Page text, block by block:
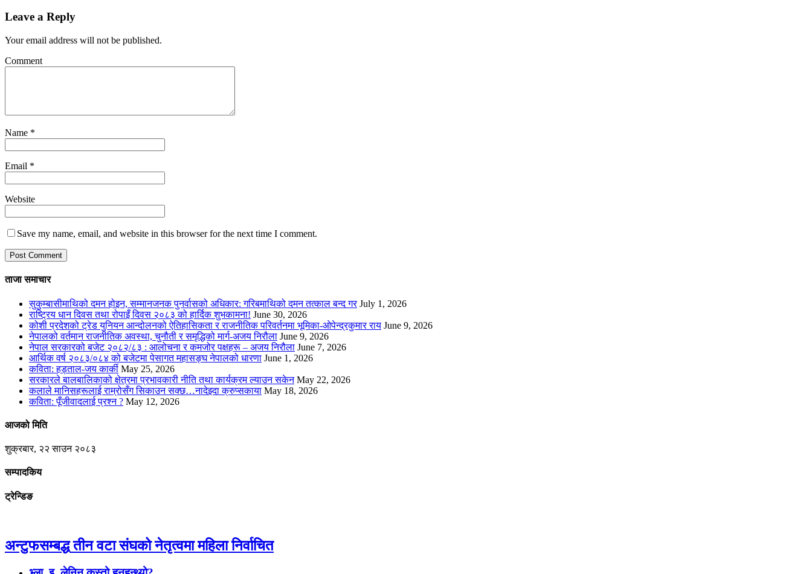
Leave a Reply
Your email address will not be published.
Comment
Name *
Email *
Website
Save my name, email, and website in this browser for the next time I comment.
ताजा समाचार
सुकुम्बासीमाथिको दमन होइन, सम्मानजनक पुनर्वासको अधिकार: गरिबमाथिको दमन तत्काल बन्द गर July 1, 2026
राष्ट्रिय धान दिवस तथा रोपाइँ दिवस २०८३ को हार्दिक शुभकामना! June 30, 2026
कोशी प्रदेशको ट्रेड युनियन आन्दोलनको ऐतिहासिकता र राजनीतिक परिवर्तनमा भूमिका-ओपेन्द्रकुमार राय June 9, 2026
नेपालको वर्तमान राजनीतिक अवस्था, चुनौती र समृद्धिको मार्ग-अजय निरौला June 9, 2026
नेपाल सरकारको बजेट २०८२/८३ : आलोचना र कमजोर पक्षहरू – अजय निरौला June 7, 2026
आर्थिक वर्ष २०८३/०८४ को बजेटमा पेसागत महासङ्घ नेपालको धारणा June 1, 2026
कविता: हड्ताल-जय कार्की May 25, 2026
सरकारले बालबालिकाको क्षेत्रमा प्रभावकारी नीति तथा कार्यक्रम ल्याउन सकेन May 22, 2026
कलाले मानिसहरूलाई राम्रोसँग सिकाउन सक्छ…नादेझ्दा क्रुप्सकाया May 18, 2026
कविता: पूँजीवादलाई प्रश्न ? May 12, 2026
आजको मिति
शुक्रबार, २२ साउन २०८३
सम्पादकिय
ट्रेन्डिङ
अन्टुफसम्बद्ध तीन वटा संघको नेतृत्वमा महिला निर्वाचित